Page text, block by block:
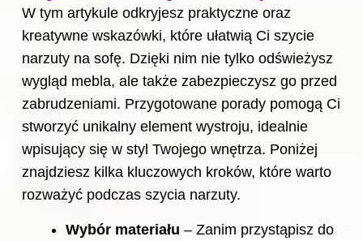
W tym artykule odkryjesz praktyczne oraz
kreatywne wskazówki, które ułatwią Ci szycie
narzuty na sofę. Dzięki nim nie tylko odświeżysz
wygląd mebla, ale także zabezpieczysz go przed
zabrudzeniami. Przygotowane porady pomogą Ci
stworzyć unikalny element wystroju, idealnie
wpisujący się w styl Twojego wnętrza. Poniżej
znajdziesz kilka kluczowych kroków, które warto
rozważyć podczas szycia narzuty.
Wybór materiału – Zanim przystąpisz do